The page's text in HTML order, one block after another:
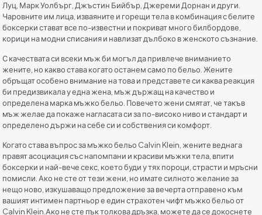
Луц, Марк Уолбърг, Джъстин Бийбър, Джереми Дорнан и други.
Чаровните им лица, изваяните и горещи тела в комбинация с белите
боксерки стават все по-известни и покриват много билбордове,
корици на модни списания и навлизат дълбоко в женското съзнание.
С качествата си всеки мъж би могъл да привлече вниманието
жените, но какво става когато останем само по бельо. Жените
обръщат особено внимание на това и представете си каква реакция
би предизвикала у една жена, мъж държащ на качество и
определена марка мъжко бельо. Повечето жени смятат, че такъв
мъж желае да покаже нагласата си за по-високо ниво и стандарт и
определено държи на себе си и собствения си комфорт.
Когато става въпрос за мъжко бельо Calvin Klein, жените веднага
правят асоциация със напомпани и красиви мъжки тела, впити
боксерки и най-вече секс, което буди у тях пороци, страсти и мръсни
помисли. Ако не сте от тези жени, но имате силното желание за
нещо ново, изкушаващо предложение за вечерта отправено към
вашият интимен партньор е един страхотен чифт мъжко бельо от
Calvin Klein.Ако не сте пък толкова дръзка, можете да се докоснете